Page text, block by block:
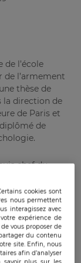
de l’école
l’armement
thèse de
la direction de
de Paris et
de
chef du
Cette
devenir
systèmes
toujours
cookies sont
nous permettent
interagissez avec
expérience de
vous proposer de
du contenu
site. Enfin, nous
afin d’analyser